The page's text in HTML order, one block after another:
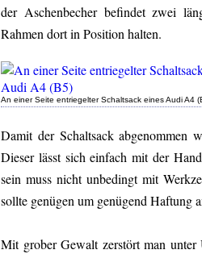
der Aschenbecher befindet zwei
Rahmen dort in Position halten.
An einer Seite entriegelter Schaltsack eines Audi A4
Damit der Schaltsack abgenommen
Dieser lässt sich einfach mit der
sein muss nicht unbedingt mit
sollte genügen um genügend Haftung
Mit grober Gewalt zerstört man